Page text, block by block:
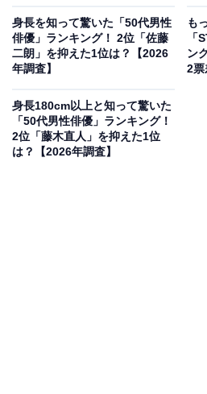
『仮面ライダードライブ』（テ
めるなどで注目を集め、これま
れています。2025年には夏帆さ
トを記録。身長は187cmで、メ
を目指したい」とも語っています
身長を知って驚いた「50代男性
俳優」ランキング！ 2位「佐藤
二朗」を抑えた1位は？【2026
年調査】
も
「
ン
2票
身長180cm以上と知って驚いた
「50代男性俳優」ランキング！
2位「藤木直人」を抑えた1位
は？【2026年調査】